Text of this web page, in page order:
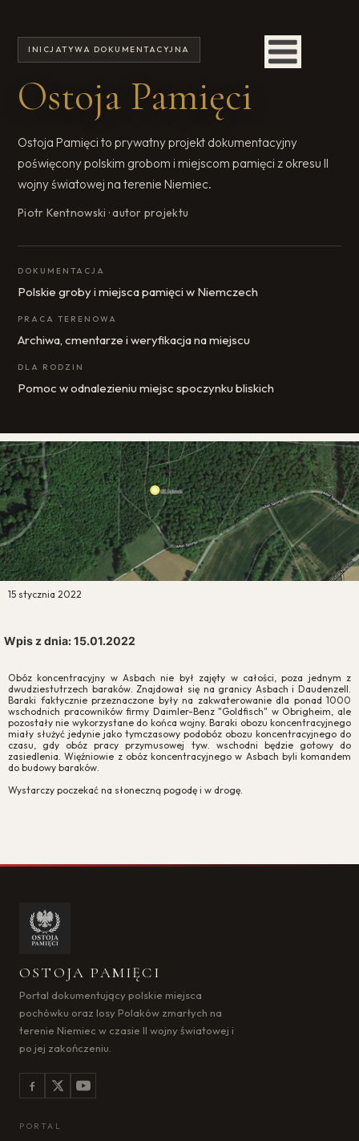
INICJATYWA DOKUMENTACYJNA
Ostoja Pamięci
Ostoja Pamięci to prywatny projekt dokumentacyjny
poświęcony polskim grobom i miejscom pamięci z okresu II
wojny światowej na terenie Niemiec.
Piotr Kentnowski · autor projektu
DOKUMENTACJA
Polskie groby i miejsca pamięci w Niemczech
PRACA TERENOWA
Archiwa, cmentarze i weryfikacja na miejscu
DLA RODZIN
Pomoc w odnalezieniu miejsc spoczynku bliskich
15 stycznia 2022
Wpis z dnia: 15.01.2022
Obóz koncentracyjny w Asbach nie był zajęty w całości, poza jednym z
dwudziestutrzech baraków. Znajdował się na granicy Asbach i Daudenzell.
Baraki faktycznie przeznaczone były na zakwaterowanie dla ponad 1000
wschodnich pracowników firmy Daimler-Benz "Goldfisch" w Obrigheim, ale
pozostały nie wykorzystane do końca wojny. Baraki obozu koncentracyjnego
miały służyć jedynie jako tymczasowy podobóz obozu koncentracyjnego do
czasu, gdy obóz pracy przymusowej tyw. wschodni będzie gotowy do
zasiedlenia. Więźniowie z obóz koncentracyjnego w Asbach byli komandem
do budowy baraków.
Wystarczy poczekać na słoneczną pogodę i w drogę.
OSTOJA PAMIĘCI
Portal dokumentujący polskie miejsca
pochówku oraz losy Polaków zmarłych na
terenie Niemiec w czasie II wojny światowej i
po jej zakończeniu.
PORTAL
Zgoda na pliki cookie
Cookies to małe pliki danych, które są przechowywane na Twoim
urządzeniu podczas przeglądania stron internetowych. Używamy ich
do poprawy działania serwisu, personalizacji treści, oraz analizy ruchu
na stronie.